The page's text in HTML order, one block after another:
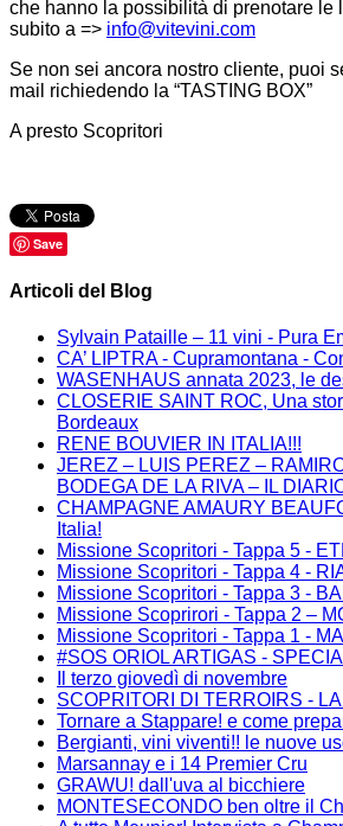
che hanno la possibilità di prenotare le
subito a => info@vitevini.com
Se non sei ancora nostro cliente, puoi
mail richiedendo la “TASTING BOX”
A presto Scopritori
Save
Articoli del Blog
Sylvain Pataille – 11 vini - Pura
CA’ LIPTRA - Cupramontana -
WASENHAUS annata 2023, le
CLOSERIE SAINT ROC, Una
Bordeaux
RENE BOUVIER IN ITALIA!!!
JEREZ – LUIS PEREZ –
BODEGA DE LA RIVA – IL
CHAMPAGNE AMAURY
Italia!
Missione Scopritori - Tappa 5 -
Missione Scopritori - Tappa 4 -
Missione Scopritori - Tappa 3 -
Missione Scoprirori - Tappa 2 –
Missione Scopritori - Tappa 1 -
#SOS ORIOL ARTIGAS -
Il terzo giovedì di novembre
SCOPRITORI DI TERROIRS -
Tornare a Stappare! e come
Bergianti, vini viventi!! le nuove
Marsannay e i 14 Premier Cru
GRAWU! dall'uva al bicchiere
MONTESECONDO ben oltre il